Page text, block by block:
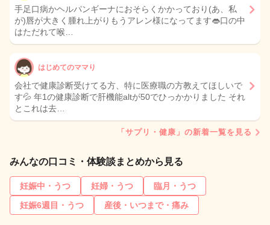
手足口病かヘルパンギーナにおそらくかかっており(あ、私
が)唇が大きく腫れ上がりもうアレン様になってます👄口の中
はただれて喉…
はじめてのママり
会社で健康診断受けてる方、特に医療職の方教えてほしいで
す💦 年1の健康診断で肝機能altが50でひっかかりました それ
とこれは去…
「サプリ・健康」の新着一覧を見る
みんなの口コミ・体験談まとめから見る
妊娠中・うつ 妊婦・うつ
臨月・うつ
妊娠6週目・うつ
産後・いつまで・痛み